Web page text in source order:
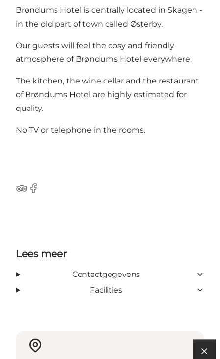
Brøndums Hotel is centrally located in Skagen -
in the old part of town called Østerby.
Our guests will feel the cosy and friendly
atmosphere of Brøndums Hotel everywhere.
The kitchen, the wine cellar and the restaurant
of Brøndums Hotel are highly estimated for
quality.
No TV or telephone in the rooms.
TripAdvisor
Facebook
Lees meer
Contactgegevens
Facilities